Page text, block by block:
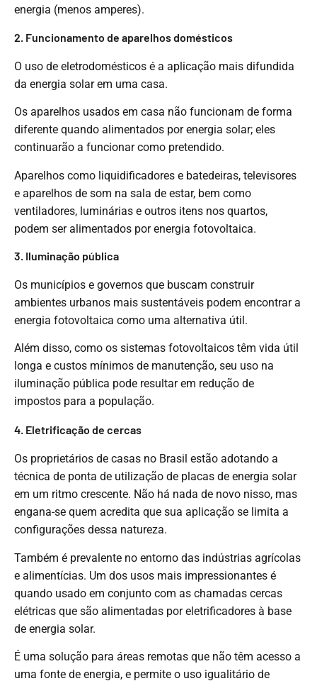
energia (menos amperes).
2. Funcionamento de aparelhos domésticos
O uso de eletrodomésticos é a aplicação mais difundida
da energia solar em uma casa.
Os aparelhos usados ​​em casa não funcionam de forma
diferente quando alimentados por energia solar; eles
continuarão a funcionar como pretendido.
Aparelhos como liquidificadores e batedeiras, televisores
e aparelhos de som na sala de estar, bem como
ventiladores, luminárias e outros itens nos quartos,
podem ser alimentados por energia fotovoltaica.
3. Iluminação pública
Os municípios e governos que buscam construir
ambientes urbanos mais sustentáveis ​​podem encontrar a
energia fotovoltaica como uma alternativa útil.
Além disso, como os sistemas fotovoltaicos têm vida útil
longa e custos mínimos de manutenção, seu uso na
iluminação pública pode resultar em redução de
impostos para a população.
4. Eletrificação de cercas
Os proprietários de casas no Brasil estão adotando a
técnica de ponta de utilização de placas de energia solar
em um ritmo crescente. Não há nada de novo nisso, mas
engana-se quem acredita que sua aplicação se limita a
configurações dessa natureza.
Também é prevalente no entorno das indústrias agrícolas
e alimentícias. Um dos usos mais impressionantes é
quando usado em conjunto com as chamadas cercas
elétricas que são alimentadas por eletrificadores à base
de energia solar.
É uma solução para áreas remotas que não têm acesso a
uma fonte de energia, e permite o uso igualitário de